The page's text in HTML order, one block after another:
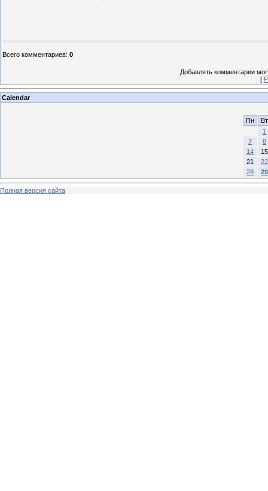
Всего комментариев: 0
Добавлять комментарии
[
Calendar
Пн
Вт
1
7
8
14
15
21
22
28
29
Полная версия сайта